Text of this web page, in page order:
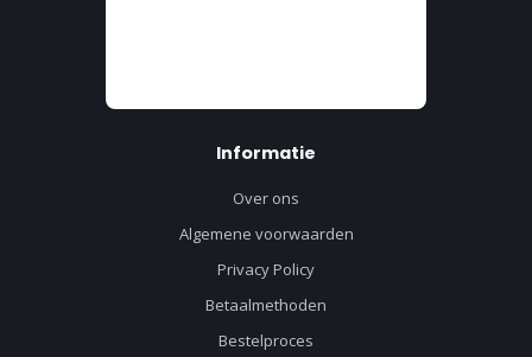
Informatie
Over ons
Algemene voorwaarden
Privacy Policy
Betaalmethoden
Bestelproces